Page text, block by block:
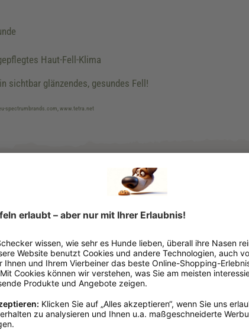
Haut-Fell-Klima
sichtbar glänzendes, gesundes Fell!
spectrumbrands.com, www.tetra.net
Grau
Gummi